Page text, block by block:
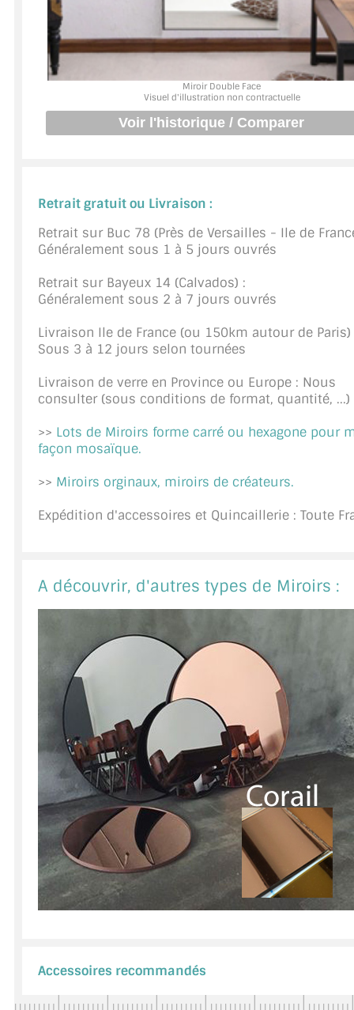
JOINTS D'ÉTANCHÉITÉS
FIXATION GARDES CORPS
SYSTÈMES PIVOTANTS
SYSTÈMES COULISSANTS
ACCESSOIRES EN PROMOTIONS
EXEMPLES, RÉALISATIONS, INSPIRATIONS
COMMENT COUPER DU VERRE ?
CONSEILS / AIDE
A PROPOS DE LA LIVRAISON
MON PANIER
PLAN DU SITE
DÉCONNEXION
NOUS CONTACTER
Miroir Double Face
Visuel d'illustration non contractuelle
Retrait gratuit ou Livraison :
Retrait sur Buc 78 (Près de Versailles - Ile de
Généralement sous 1 à 5 jours ouvrés
Retrait sur Bayeux 14 (Calvados) :
Généralement sous 2 à 7 jours ouvrés
Livraison Ile de France (ou 150km autour de Paris)
Sous 3 à 12 jours selon tournées
Livraison de verre en Province ou Europe : Nous
consulter (sous conditions de format, quantité, ...)
>> Lots de Miroirs forme carré ou hexagone pour
façon mosaïque.
>> Miroirs orginaux, miroirs de créateurs.
Expédition d'accessoires et Quincaillerie : Toute
A découvrir, d'autres types de Miroirs :
Accessoires recommandés